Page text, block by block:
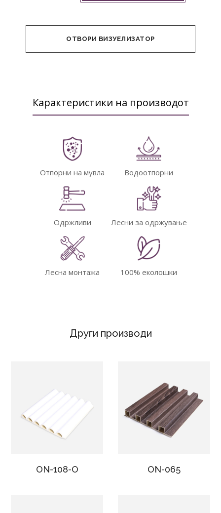
ОТВОРИ ВИЗУЕЛИЗАТОР
Карактеристики на производот
Отпорни на мувла Водоотпорни
Одржливи Лесни за одржување
Лесна монтажа 100% еколошки
Други производи
ON-108-O ON-065